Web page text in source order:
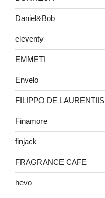
Daniel&Bob
eleventy
EMMETI
Envelo
FILIPPO DE LAURENTIIS
Finamore
finjack
FRAGRANCE CAFE
hevo